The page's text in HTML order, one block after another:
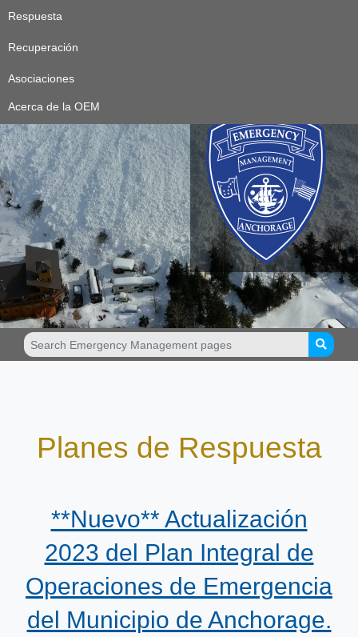
Respuesta
Recuperación
Asociaciones
Acerca de la OEM
Planes de Respuesta
**Nuevo** Actualización
2023 del Plan Integral de
Operaciones de Emergencia
del Municipio de Anchorage.